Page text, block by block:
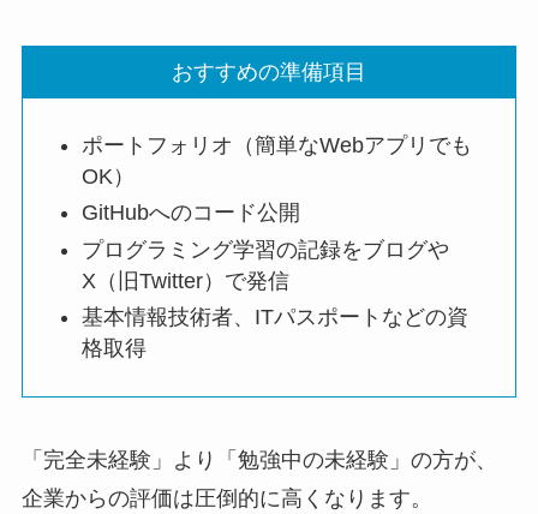
おすすめの準備項目
ポートフォリオ（簡単なWebアプリでも
OK）
GitHubへのコード公開
プログラミング学習の記録をブログや
X（旧Twitter）で発信
基本情報技術者、ITパスポートなどの資
格取得
「完全未経験」より「勉強中の未経験」の方が、
企業からの評価は圧倒的に高くなります。